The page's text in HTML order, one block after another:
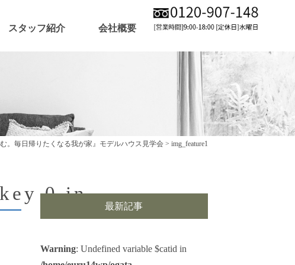
スタッフ紹介 会社概要
0 in
。毎日帰りたくなる我が家』モデルハウス見学会 > img_feature1
最新記事
Warning: Undefined variable $catid in